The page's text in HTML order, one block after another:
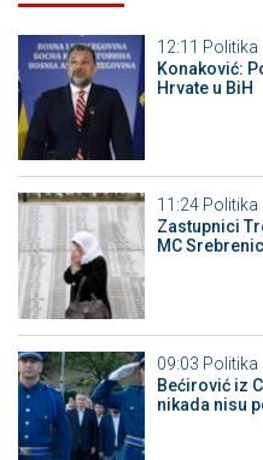
12:11 Politika
Konaković:
Hrvate u BiH
11:24 Politika
Zastupnici
MC
09:03 Politika
Bećirović iz
nikada nisu